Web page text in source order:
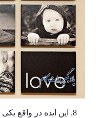
این ایده در واقع